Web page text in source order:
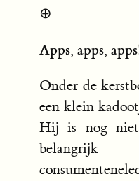
⊕
Apps, apps,
Onder de
een klein
Hij is nog